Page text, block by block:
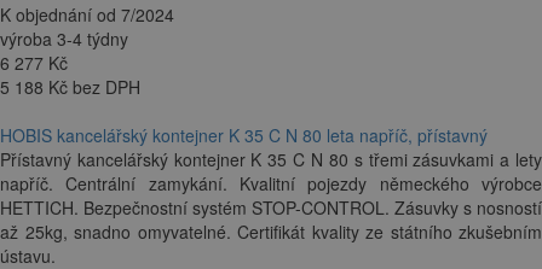
K objednání od 7/2024
výroba 3-4 týdny
6 277 Kč
5 188 Kč bez DPH
HOBIS kancelářský kontejner K 35 C N 80 leta napříč, přístavný
Přístavný kancelářský kontejner K 35 C N 80 s třemi zásuvkami a lety
napříč. Centrální zamykání. Kvalitní pojezdy německého výrobce
HETTICH. Bezpečnostní systém STOP-CONTROL. Zásuvky s nosností
až 25kg, snadno omyvatelné. Certifikát kvality ze státního zkušebním
ústavu.